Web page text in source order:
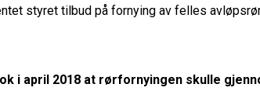
styret tilbud på fornying av felles
i april 2018 at rørfornyingen skulle